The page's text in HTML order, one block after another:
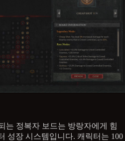
는 정복자 보드는 방랑자에게 힘
성장 시스템입니다. 캐릭터는 100